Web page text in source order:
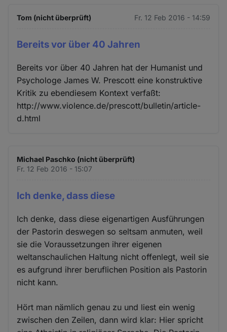
Tom (nicht überprüft) Fr. 12 Feb 2016 - 14:59
Bereits vor über 40 Jahren
Bereits vor über 40 Jahren hat der Humanist und
Psychologe James W. Prescott eine konstruktive
Kritik zu ebendiesem Kontext verfaßt:
http://www.violence.de/prescott/bulletin/article-
d.html
Michael Paschko (nicht überprüft)
Fr. 12 Feb 2016 - 15:07
Ich denke, dass diese
Ich denke, dass diese eigenartigen Ausführungen
der Pastorin deswegen so seltsam anmuten, weil
sie die Voraussetzungen ihrer eigenen
weltanschaulichen Haltung nicht offenlegt, weil sie
es aufgrund ihrer beruflichen Position als Pastorin
nicht kann.
Hört man nämlich genau zu und liest ein wenig
zwischen den Zeilen, dann wird klar: Hier spricht